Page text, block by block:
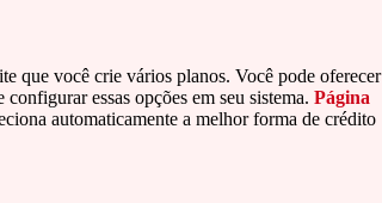
que você crie vários planos. Você pode oferecer
essas opções em seu sistema. Página
automaticamente a melhor forma de crédito